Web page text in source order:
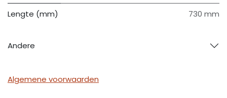
Lengte (mm) 730 mm
Andere
Algemene voorwaarden